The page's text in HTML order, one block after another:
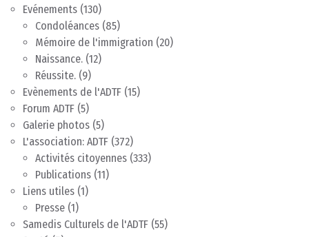
Evénements (130)
Condoléances (85)
Mémoire de l'immigration (20)
Naissance. (12)
Réussite. (9)
Evènements de l'ADTF (15)
Forum ADTF (5)
Galerie photos (5)
L'association: ADTF (372)
Activités citoyennes (333)
Publications (11)
Liens utiles (1)
Presse (1)
Samedis Culturels de l'ADTF (55)